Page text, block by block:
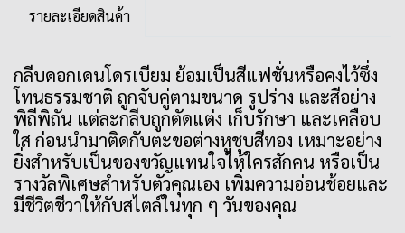
รายละเอียดสินค้า
กลีบดอกเดนโดรเบียม ย้อมเป็นสีแฟชั่นหรือคงไว้ซึ่ง
โทนธรรมชาติ ถูกจับคู่ตามขนาด รูปร่าง และสีอย่าง
พิถีพิถัน แต่ละกลีบถูกตัดแต่ง เก็บรักษา และเคลือบ
ใส ก่อนนำมาติดกับตะขอต่างหูชุบสีทอง เหมาะอย่าง
ยิ่งสำหรับเป็นของขวัญแทนใจให้ใครสักคน หรือเป็น
รางวัลพิเศษสำหรับตัวคุณเอง เพิ่มความอ่อนช้อยและ
มีชีวิตชีวาให้กับสไตล์ในทุก ๆ วันของคุณ